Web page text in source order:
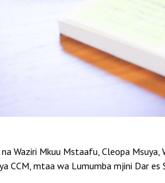
Waziri Mkuu Mstaafu, Cleopa
CCM, mtaa wa Lumumba mjini Dar es